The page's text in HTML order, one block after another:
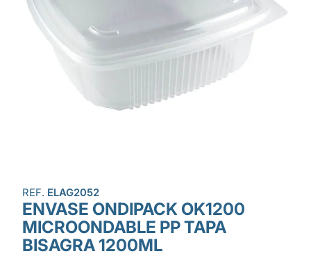
REF. ELAG2052
ENVASE ONDIPACK OK1200
MICROONDABLE PP TAPA
BISAGRA 1200ML